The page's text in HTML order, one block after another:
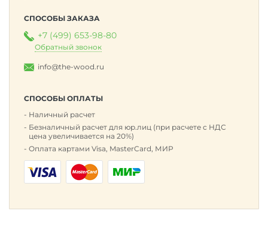
СПОСОБЫ ЗАКАЗА
+7 (499) 653-98-80
Обратный звонок
info@the-wood.ru
СПОСОБЫ ОПЛАТЫ
Наличный расчет
Безналичный расчет для юр.лиц (при расчете с НДС
цена увеличивается на 20%)
Оплата картами Visa, MasterCard, МИР